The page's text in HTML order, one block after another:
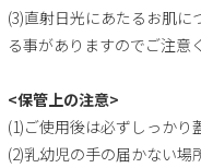
(3)直射日光にあたるお肌に
る事がありますのでご注意
<保管上の注意>
(1)ご使用後は必ずしっかり
(2)乳幼児の手の届かない場